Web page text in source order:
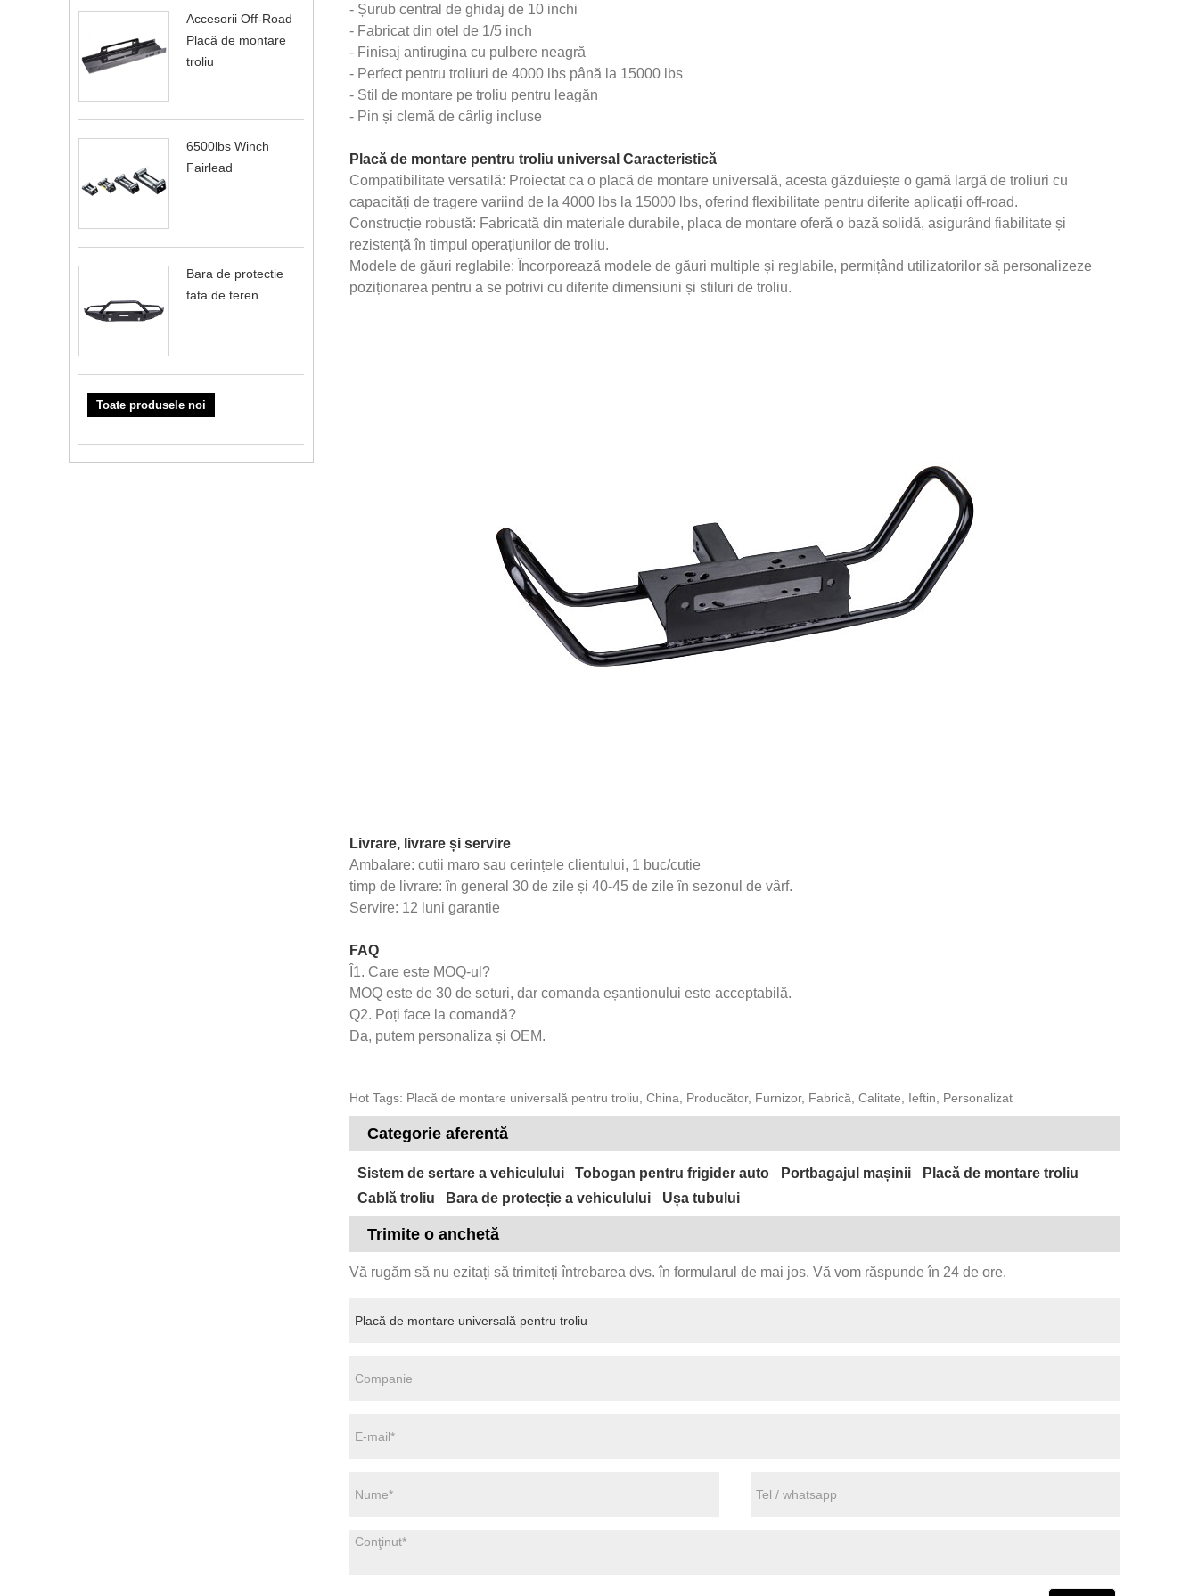
Accesorii Off-Road
Placă de montare
troliu
6500lbs Winch
Fairlead
Bara de protectie
fata de teren
Toate produsele noi
- Șurub central de ghidaj de 10 inchi
- Fabricat din otel de 1/5 inch
- Finisaj antirugina cu pulbere neagră
- Perfect pentru troliuri de 4000 lbs până la 15000 lbs
- Stil de montare pe troliu pentru leagăn
- Pin și clemă de cârlig incluse
Placă de montare pentru troliu universal Caracteristică
Compatibilitate versatilă: Proiectat ca o placă de montare universală, acesta găzduiește o gamă largă de troliuri cu
capacități de tragere variind de la 4000 lbs la 15000 lbs, oferind flexibilitate pentru diferite aplicații off-road.
Construcție robustă: Fabricată din materiale durabile, placa de montare oferă o bază solidă, asigurând fiabilitate și
rezistență în timpul operațiunilor de troliu.
Modele de găuri reglabile: Încorporează modele de găuri multiple și reglabile, permițând utilizatorilor să personalizeze
poziționarea pentru a se potrivi cu diferite dimensiuni și stiluri de troliu.
Livrare, livrare și servire
Ambalare: cutii maro sau cerințele clientului, 1 buc/cutie
timp de livrare: în general 30 de zile și 40-45 de zile în sezonul de vârf.
Servire: 12 luni garantie
FAQ
Î1. Care este MOQ-ul?
MOQ este de 30 de seturi, dar comanda eșantionului este acceptabilă.
Q2. Poți face la comandă?
Da, putem personaliza și OEM.
Hot Tags: Placă de montare universală pentru troliu, China, Producător, Furnizor, Fabrică, Calitate, Ieftin, Personalizat
Categorie aferentă
Sistem de sertare a vehiculului Tobogan pentru frigider auto Portbagajul mașinii
Placă de montare troliu
Cablă troliu
Bara de protecție a vehiculului Ușa tubului
Trimite o anchetă
Vă rugăm să nu ezitați să trimiteți întrebarea dvs. în formularul de mai jos. Vă vom răspunde în 24 de ore.